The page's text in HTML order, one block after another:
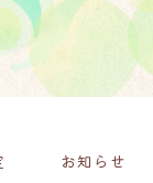
お知らせ